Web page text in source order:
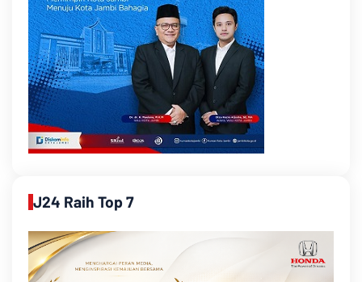
J24 Raih Top 7